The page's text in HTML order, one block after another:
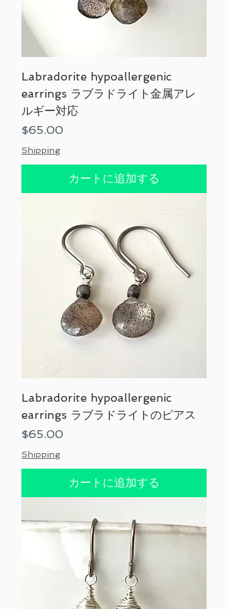
Labradorite hypoallergenic
earrings ラブラドライト金属アレ
ルギー対応
価格
$65.00
Shipping
カートに追加する
Labradorite hypoallergenic
earrings ラブラドライトのピアス
価格
$65.00
Shipping
カートに追加する